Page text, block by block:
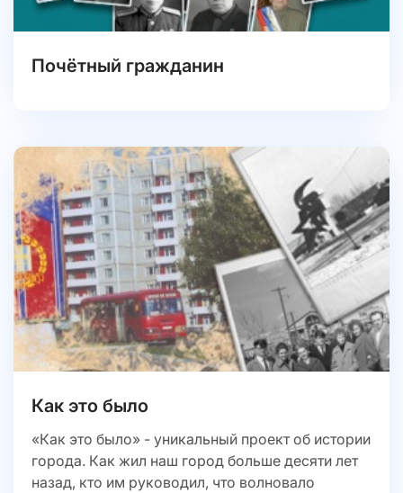
Почётный гражданин
Как это было
«Как это было» - уникальный проект об истории
города. Как жил наш город больше десяти лет
назад, кто им руководил, что волновало